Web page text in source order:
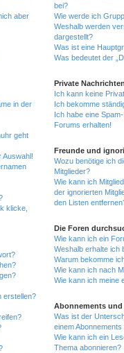
aber
in der
geht
Auswahl!
klicke,
erstellen?
bei?
Wie werde ich
Weshalb werden
dargestellt?
Was ist eine
Was bedeutet der
Private
Ich kann keine
Ich bekomme
Ich habe eine
Forums erhalten!
Freunde und
Wozu benötige ich
Mitglieder?
Wie kann ich
der ignorierten
den Listen
Die Foren
Wie kann ich ein
Weshalb erhalte ich
Warum bekomme
Wie kann ich nach
Wie kann ich meine
Abonnements und
Was ist der
einem
Wie kann ich ein
Thema abonnieren?